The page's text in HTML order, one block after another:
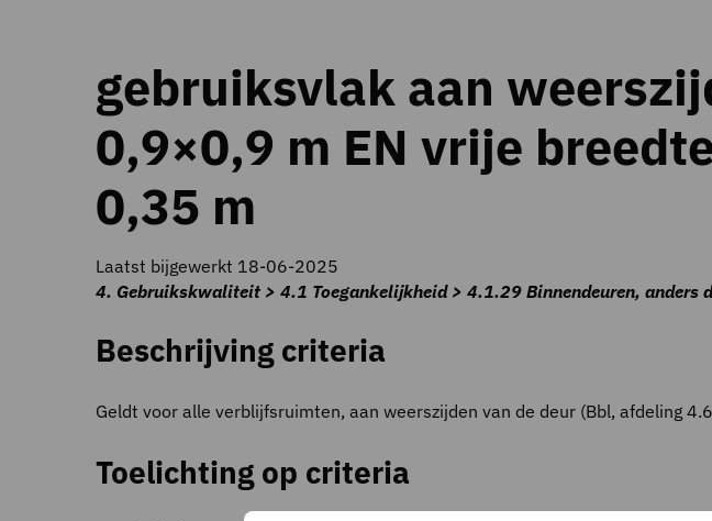
gebruiksvlak aan
0,9×0,9 m EN vrije
0,35 m
Laatst bijgewerkt 18-06-2025
4. Gebruikskwaliteit > 4.1 Toegankelijkheid > 4.1.29 Binnendeuren, anders
Beschrijving criteria
Geldt voor alle verblijfsruimten, aan weerszijden van de deur (Bbl, afdeling
Toelichting op criteria